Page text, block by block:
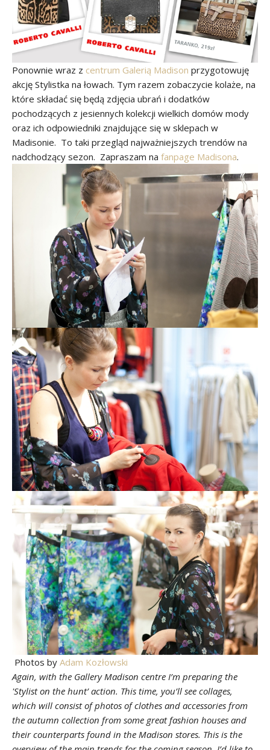
Ponownie wraz z centrum Galerią Madison przygotowuję
akcję Stylistka na łowach. Tym razem zobaczycie kolaże, na
które składać się będą zdjęcia ubrań i dodatków
pochodzących z jesiennych kolekcji wielkich domów mody
oraz ich odpowiedniki znajdujące się w sklepach w
Madisonie. To taki przegląd najważniejszych trendów na
nadchodzący sezon. Zapraszam na fanpage Madisona.
Photos by Adam Kozłowski
Again, with the Gallery Madison centre I’m preparing the
'Stylist on the hunt’ action. This time, you’ll see collages,
which will consist of photos of clothes and accessories from
the autumn collection from some great fashion houses and
their counterparts found in the Madison stores. This is the